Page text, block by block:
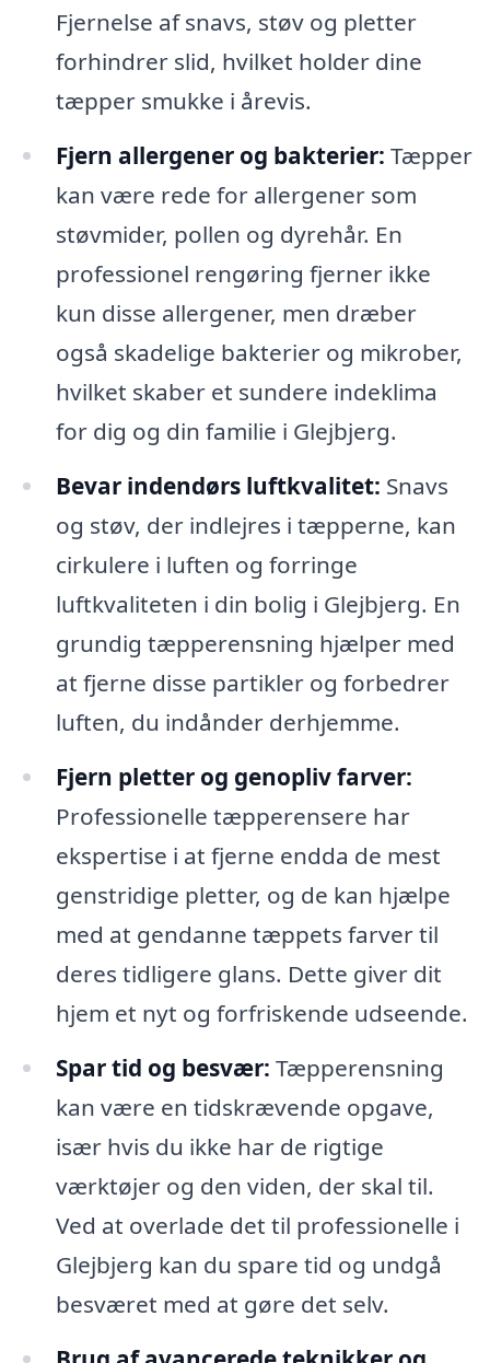
Fjernelse af snavs, støv og pletter
forhindrer slid, hvilket holder dine
tæpper smukke i årevis.
Fjern allergener og bakterier: Tæpper
kan være rede for allergener som
støvmider, pollen og dyrehår. En
professionel rengøring fjerner ikke
kun disse allergener, men dræber
også skadelige bakterier og mikrober,
hvilket skaber et sundere indeklima
for dig og din familie i Glejbjerg.
Bevar indendørs luftkvalitet: Snavs
og støv, der indlejres i tæpperne, kan
cirkulere i luften og forringe
luftkvaliteten i din bolig i Glejbjerg. En
grundig tæpperensning hjælper med
at fjerne disse partikler og forbedrer
luften, du indånder derhjemme.
Fjern pletter og genopliv farver:
Professionelle tæpperensere har
ekspertise i at fjerne endda de mest
genstridige pletter, og de kan hjælpe
med at gendanne tæppets farver til
deres tidligere glans. Dette giver dit
hjem et nyt og forfriskende udseende.
Spar tid og besvær: Tæpperensning
kan være en tidskrævende opgave,
især hvis du ikke har de rigtige
værktøjer og den viden, der skal til.
Ved at overlade det til professionelle i
Glejbjerg kan du spare tid og undgå
besværet med at gøre det selv.